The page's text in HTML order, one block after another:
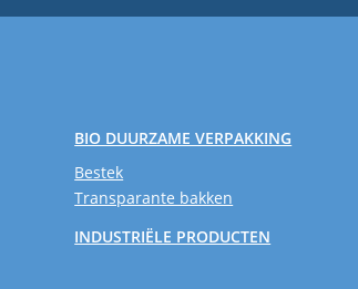
BIO DUURZAME VERPAKKING
Bestek
Transparante bakken
INDUSTRIËLE PRODUCTEN